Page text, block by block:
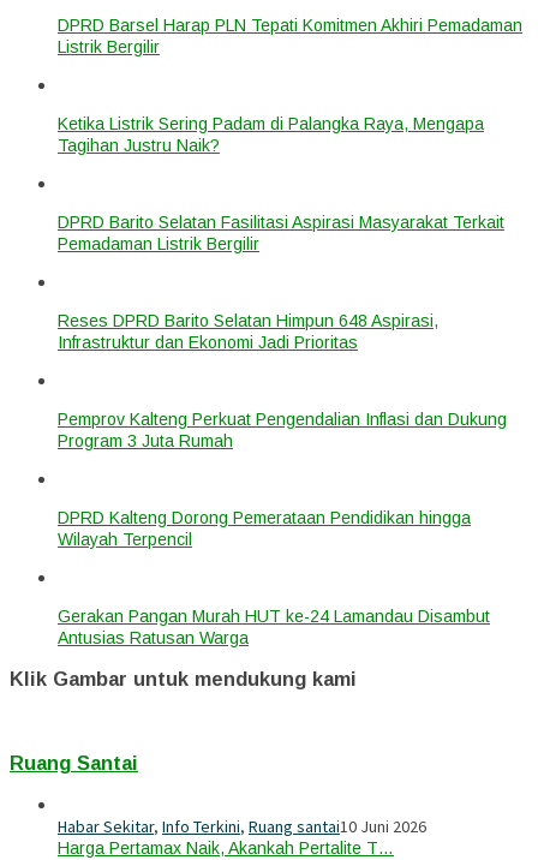
DPRD Barsel Harap PLN Tepati Komitmen Akhiri Pemadaman
Listrik Bergilir
Ketika Listrik Sering Padam di Palangka Raya, Mengapa
Tagihan Justru Naik?
DPRD Barito Selatan Fasilitasi Aspirasi Masyarakat Terkait
Pemadaman Listrik Bergilir
Reses DPRD Barito Selatan Himpun 648 Aspirasi,
Infrastruktur dan Ekonomi Jadi Prioritas
Pemprov Kalteng Perkuat Pengendalian Inflasi dan Dukung
Program 3 Juta Rumah
DPRD Kalteng Dorong Pemerataan Pendidikan hingga
Wilayah Terpencil
Gerakan Pangan Murah HUT ke-24 Lamandau Disambut
Antusias Ratusan Warga
Klik Gambar untuk mendukung kami
Ruang Santai
Habar Sekitar, Info Terkini, Ruang santai10 Juni 2026
Harga Pertamax Naik, Akankah Pertalite T…